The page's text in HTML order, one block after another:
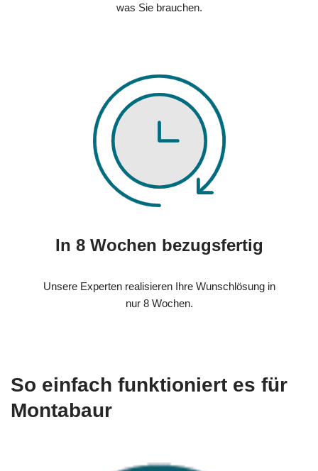
was Sie brauchen.
In 8 Wochen bezugsfertig
Unsere Experten realisieren Ihre Wunschlösung in
nur 8 Wochen.
So einfach funktioniert es für
Montabaur